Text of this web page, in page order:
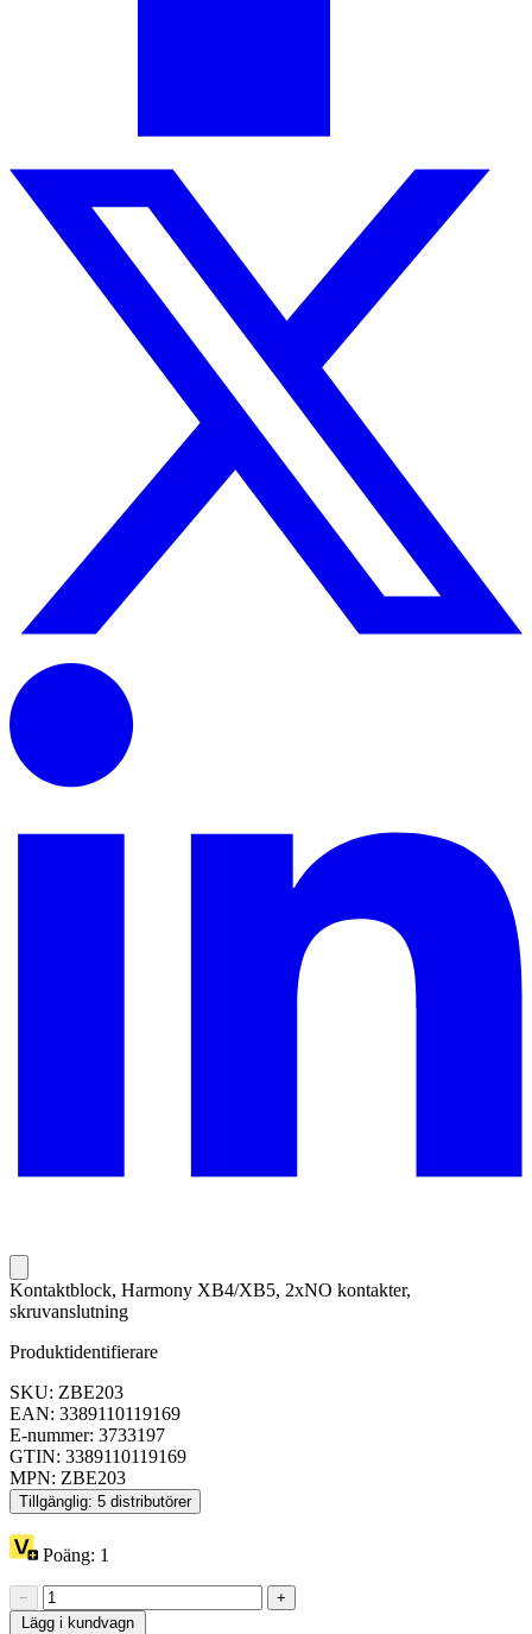
Kontaktblock, Harmony XB4/XB5, 2xNO kontakter,
skruvanslutning
Produktidentifierare
SKU: ZBE203
EAN: 3389110119169
E-nummer: 3733197
GTIN: 3389110119169
MPN: ZBE203
Tillgänglig: 5 distributörer
Poäng: 1
−
+
Lägg i kundvagn